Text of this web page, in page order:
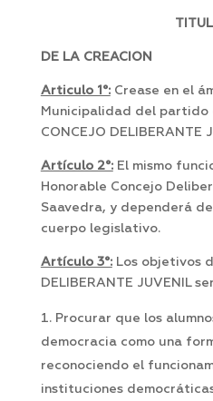
DE LA CREACION
Articulo 1°:Crease en el
Municipalidad del partido
CONCEJO DELIBERANTE
Artículo 2°:El mismo
Honorable Concejo
Saavedra, y dependerá
cuerpo legislativo.
Artículo 3°:Los objetivos
DELIBERANTE JUVENIL
Procurar que los
democracia como una
reconociendo el
instituciones